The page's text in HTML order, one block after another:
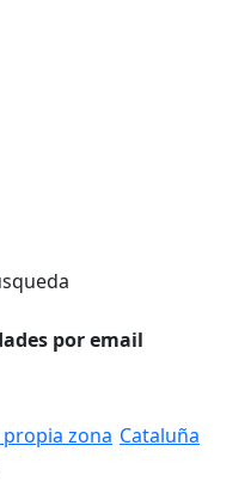
por email
zona Cataluña